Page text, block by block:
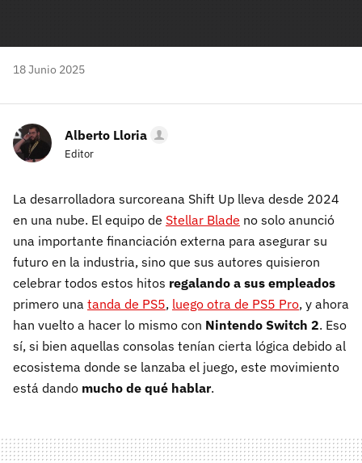
18 Junio 2025
Alberto Lloria
Editor
La desarrolladora surcoreana Shift Up lleva desde 2024
en una nube. El equipo de Stellar Blade no solo anunció
una importante financiación externa para asegurar su
futuro en la industria, sino que sus autores quisieron
celebrar todos estos hitos regalando a sus empleados
primero una tanda de PS5, luego otra de PS5 Pro, y ahora
han vuelto a hacer lo mismo con Nintendo Switch 2. Eso
sí, si bien aquellas consolas tenían cierta lógica debido al
ecosistema donde se lanzaba el juego, este movimiento
está dando mucho de qué hablar.